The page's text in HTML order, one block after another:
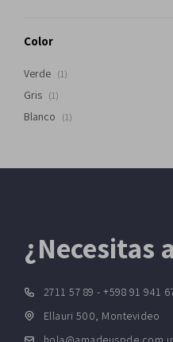
Color
Verde (1)
Gris (1)
Blanco (1)
¿Necesitas
2711 57 89 - +598 91 941
Ellauri 500, Montevideo